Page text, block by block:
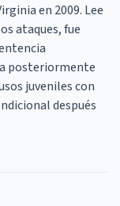
en 2009. Lee
ataques, fue
posteriormente
juveniles con
después